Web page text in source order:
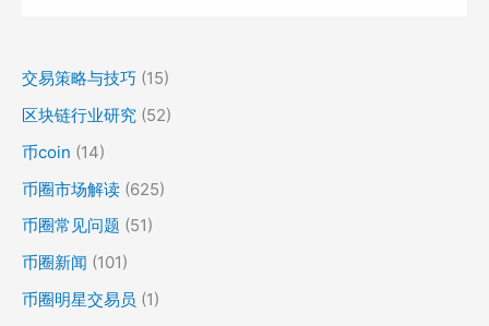
交易策略与技巧 (15)
区块链行业研究 (52)
币coin (14)
币圈市场解读 (625)
币圈常见问题 (51)
币圈新闻 (101)
币圈明星交易员 (1)